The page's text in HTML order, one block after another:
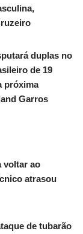
duplas no
de 19
próxima
Garros
voltar ao
atrasou
de tubarão